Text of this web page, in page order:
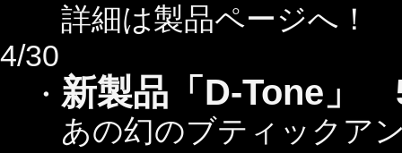
詳細は製品ページへ！
4/30
・ 新製品「D-Tone」
あの幻のブティックアン